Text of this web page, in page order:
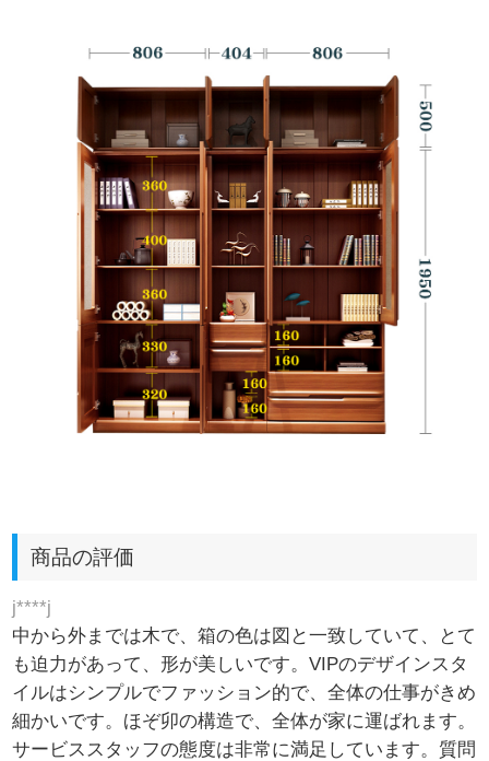
商品の評価
j****j
中から外までは木で、箱の色は図と一致していて、とて
も迫力があって、形が美しいです。VIPのデザインスタ
イルはシンプルでファッション的で、全体の仕事がきめ
細かいです。ほぞ卯の構造で、全体が家に運ばれます。
サービススタッフの態度は非常に満足しています。質問